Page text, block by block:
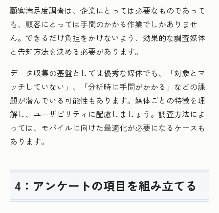
顧客満足度調査は、企業にとっては必要なものであって
も、顧客にとっては手間のかかる作業でしかありませ
ん。できるだけ負担をかけないよう、効果的な調査媒体
と告知方法を決める必要があります。
データ収集の基盤としては優秀な媒体でも、「対象とマ
ッチしていない」、「分析時に手間がかかる」などの課
題が潜んでいる可能性もあります。媒体ごとの特徴を理
解し、ユーザビリティに配慮しましょう。調査方法によ
っては、モバイルに向けた最適化が必要になるケースも
あります。
4：アンケートの項目を組み立てる